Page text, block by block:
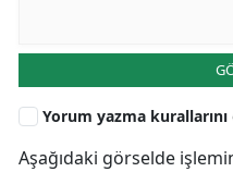
Yorum yazma kurallarını
Aşağıdaki görselde